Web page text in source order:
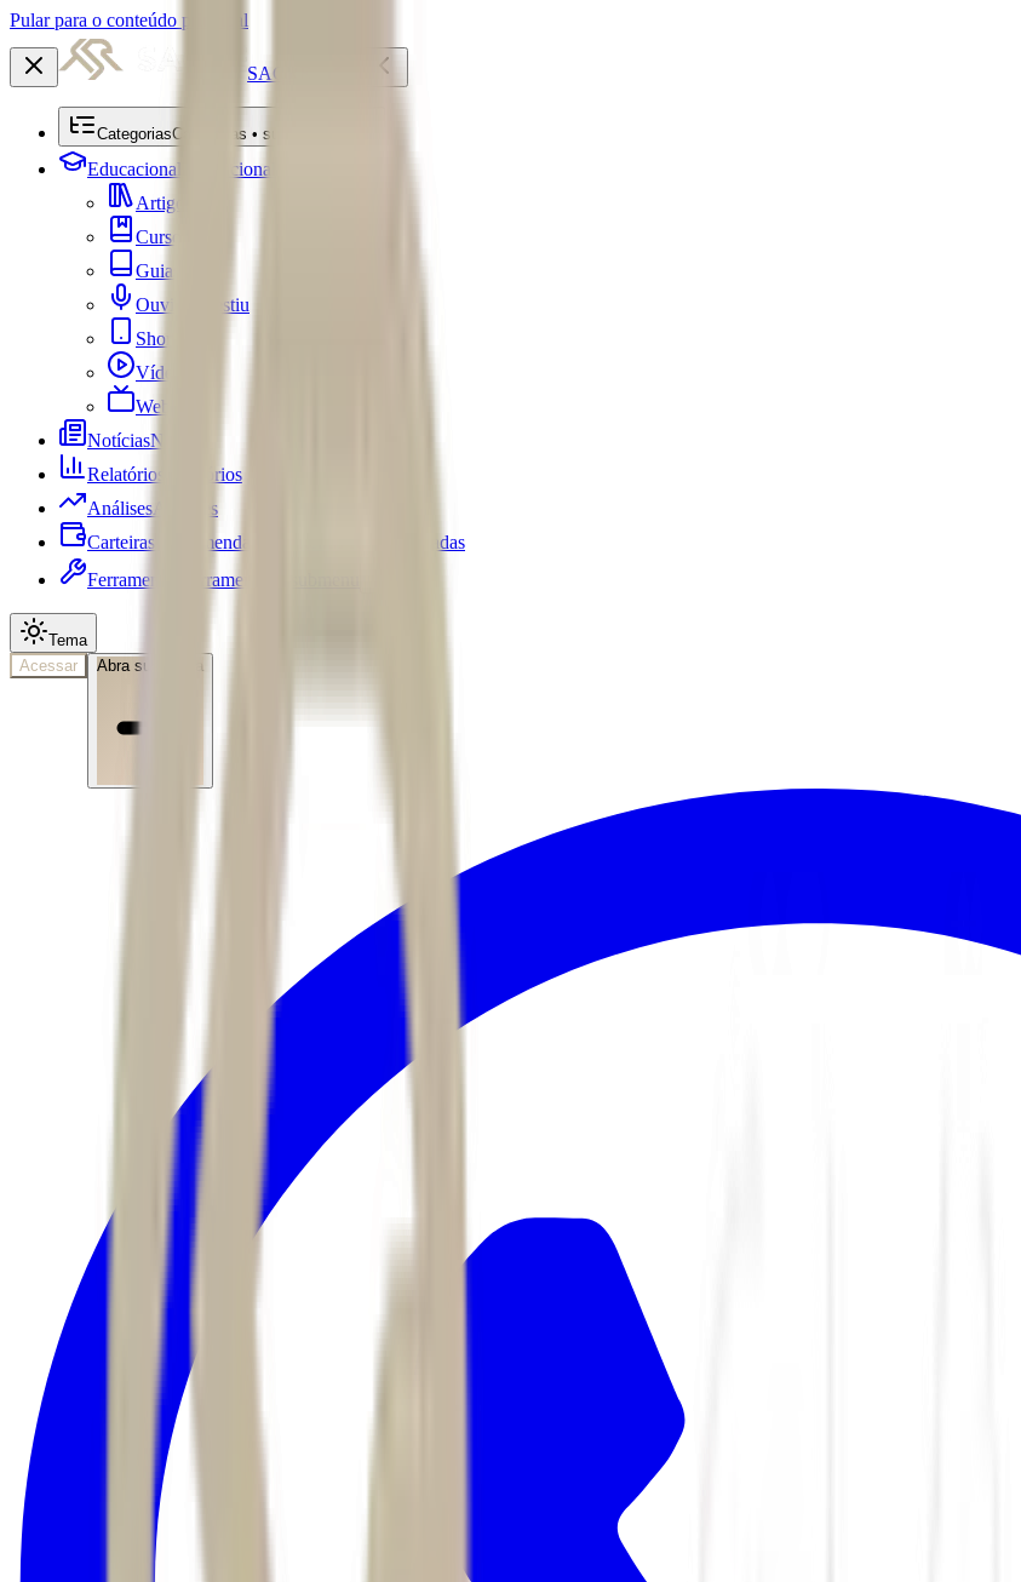
Pular para o conteúdo principal
SACRE
CategoriasCategorias • submenu
Educacional
Educacional
Artigos
Cursos
Guias
Ouviu Investiu
Shorts
Vídeos
Webséries
NotíciasNotícias
Relatórios
Relatórios
Análises Análises
Carteiras Recomendadas
Carteiras Recomendadas
Ferramentas
Ferramentas • submenu
Tema
Acessar
Abra sua conta